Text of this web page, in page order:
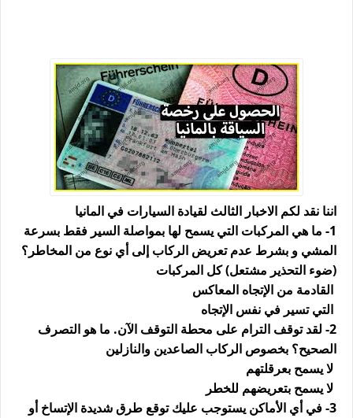
اننا نقد لكم الاخبار الثالث لقيادة السيارات في المانيا
1- ما هي المركبات التي يسمح لها بمواصلة السير فقط بسرعة
المشي و بشرط عدم تعريض الركاب إلى أي نوع من المخاطر؟
(ضوء التحذير مشتعل) كل المركبات
القادمة من الإتجاه المعاكس
التي تسير في نفس الإتجاه
2- لقد توقف الترام على محطة التوقف الآن. ما هو التصرف
الصحيح؟ بخصوص الركاب الصاعدين والنازلين
لا يسمح بعرقلتهم
لا يسمح بتعريضهم للخطر
3- في أي الأماكن يستوجب عليك توقع طرق شديدة الإتساخ أو